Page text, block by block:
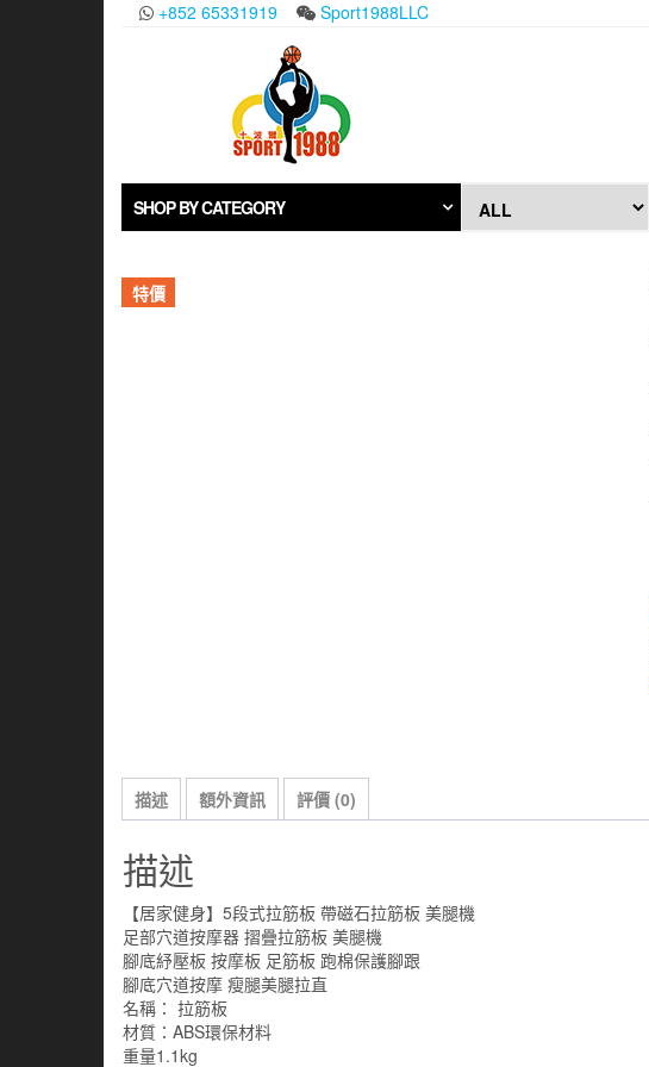
+852 65331919 Sport1988LLC
SHOP BY CATEGORY
特價
描述 額外資訊 評價 (0)
描述
【居家健身】5段式拉筋板 帶磁石拉筋板 美腿機
足部穴道按摩器 摺疊拉筋板 美腿機
腳底紓壓板 按摩板 足筋板 跑棉保護腳跟
腳底穴道按摩 瘦腿美腿拉直
名稱： 拉筋板
材質：ABS環保材料
重量1.1kg